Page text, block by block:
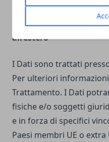
Luogo del
all’estero
I Dati sono trattati
Per ulteriori
Trattamento. I Dati
fisiche e/o soggetti
e in forza di specifici
Paesi membri UE o